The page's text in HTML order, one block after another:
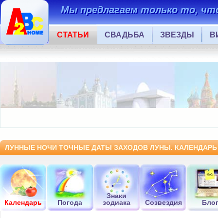
Мы предлагаем только то,
СТАТЬИ СВАДЬБА ЗВЕЗДЫ
ЛУННЫЕ НОЧИ ТОЧНЫЕ ДАТЫ ЗАХОДОВ ЛУНЫ. КАЛЕНДАРЬ
Календарь Погода
Знаки
зодиака
Созвездия Блог